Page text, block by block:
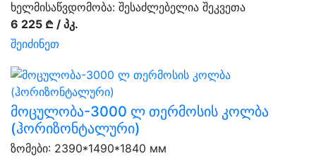
ხელმისაწვდომობა: შესაძლებელია შეკვეთა
6 225 ₾ / პკ.
შეიძინეთ
მოცულობა-3000 ლ თერმოსის კოლბა
(ჰორიზონტალური)
ზომები: 2390*1490*1840 мм